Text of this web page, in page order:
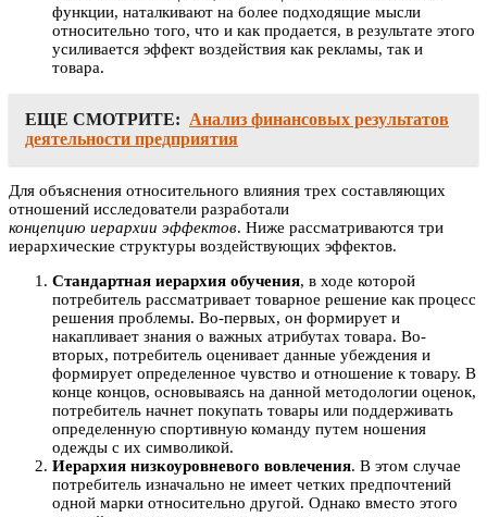
функции, наталкивают на более подходящие мысли
относительно того, что и как продается, в результате этого
усиливается эффект воздействия как рекламы, так и
товара.
ЕЩЕ СМОТРИТЕ: Анализ финансовых результатов
деятельности предприятия
Для объяснения относительного влияния трех составляющих
отношений исследователи разработали
концепцию иерархии эффектов. Ниже рассматриваются три
иерархические структуры воздействующих эффектов.
Стандартная иерархия обучения, в ходе которой
потребитель рассматривает товарное решение как процесс
решения проблемы. Во-первых, он формирует и
накапливает знания о важных атрибутах товара. Во-
вторых, потребитель оценивает данные убеждения и
формирует определенное чувство и отношение к товару. В
конце концов, основываясь на данной методологии оценок,
потребитель начнет покупать товары или поддерживать
определенную спортивную команду путем ношения
одежды с их символикой.
Иерархия низкоуровневого вовлечения. В этом случае
потребитель изначально не имеет четких предпочтений
одной марки относительно другой. Однако вместо этого